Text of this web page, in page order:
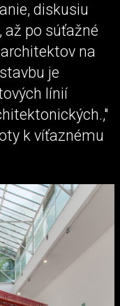
diskusiu
po súťažné
na
je
línií
k víťaznému